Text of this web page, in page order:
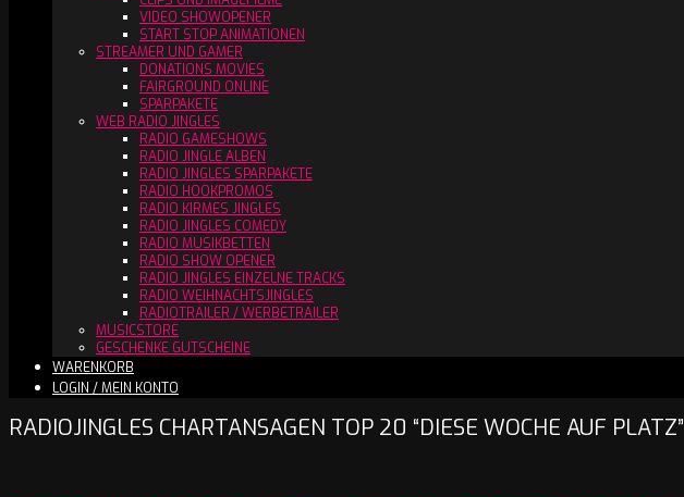
VIDEO SHOWOPENER
START STOP ANIMATIONEN
STREAMER UND GAMER
DONATIONS MOVIES
FAIRGROUND ONLINE
SPARPAKETE
WEB RADIO JINGLES
RADIO GAMESHOWS
RADIO JINGLE ALBEN
RADIO JINGLES SPARPAKETE
RADIO HOOKPROMOS
RADIO KIRMES JINGLES
RADIO JINGLES COMEDY
RADIO MUSIKBETTEN
RADIO SHOW OPENER
RADIO JINGLES EINZELNE TRACKS
RADIO WEIHNACHTSJINGLES
RADIOTRAILER / WERBETRAILER
MUSICSTORE
GESCHENKE GUTSCHEINE
WARENKORB
LOGIN / MEIN KONTO
RADIOJINGLES CHARTANSAGEN TOP 20 “DIESE WOCHE AUF PLATZ”